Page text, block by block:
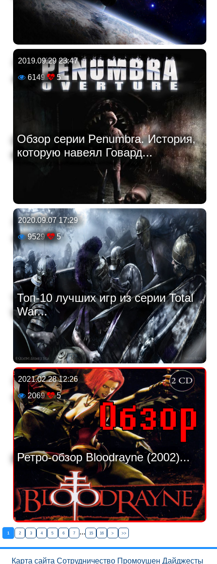
2019.09.29 23:47
6149
5
Обзор серии Penumbra. История,
которую навеял Говард...
2020.09.07 17:29
9529
5
Топ-10 лучших игр из серии Total
War...
2021.02.28 12:26
2069
5
Ретро-обзор Bloodrayne (2002)...
1 2 3 4 5 6 7 ... 15 16 > >>
Карта сайта Сотрудничество Промоушен Дайджесты